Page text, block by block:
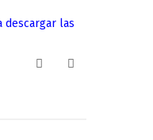
descargar las